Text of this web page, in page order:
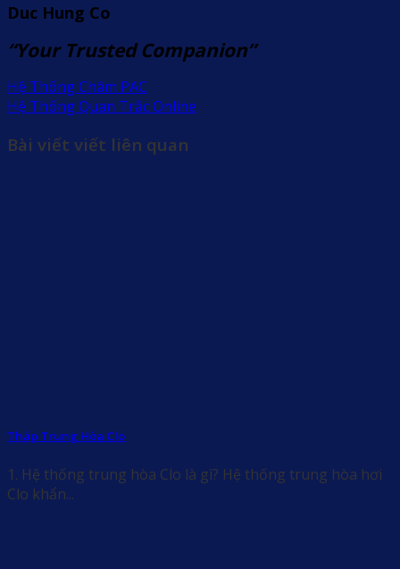
Duc Hung Co
“Your Trusted Companion”
Hệ Thống Châm PAC
Hệ Thống Quan Trắc Online
Bài viết viết liên quan
Tháp Trung Hòa Clo
1. Hệ thống trung hòa Clo là gì? Hệ thống trung hòa hơi
Clo khẩn...